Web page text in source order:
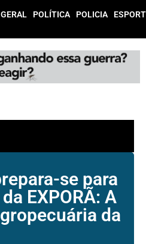
GERAL POLÍTICA POLICIA
se para
EXPORÃ: A
da